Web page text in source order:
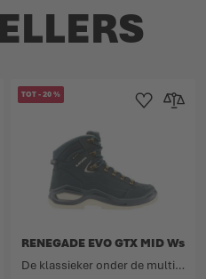
verlanglijst
om te vergelijken
TOT-20%
RENEGADE EVO GTX MID Ws
De klassieker onder de multifunctionele schoenen in een nieuwe editie.
Toevoegen